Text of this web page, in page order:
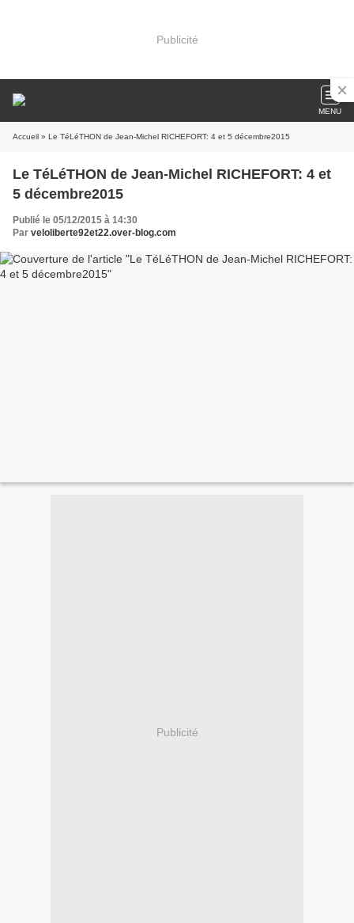
Publicité
MENU
Accueil » Le TéLéTHON de Jean-Michel RICHEFORT: 4 et 5 décembre2015
Le TéLéTHON de Jean-Michel RICHEFORT: 4 et
5 décembre2015
Publié le 05/12/2015 à 14:30
Par veloliberte92et22.over-blog.com
Publicité